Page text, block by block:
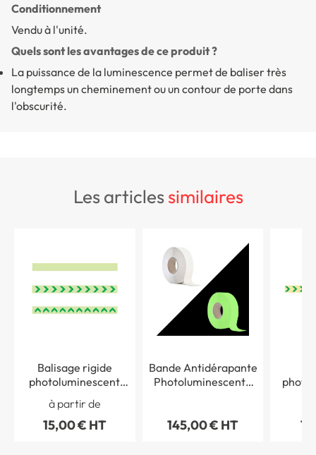
Conditionnement
Vendu à l'unité.
Quels sont les avantages de ce produit ?
La puissance de la luminescence permet de baliser très
longtemps un cheminement ou un contour de porte dans
l'obscurité.
les articlessimilaires
Balisage rigide
photoluminescent
pour murs et
contremarches
à partir de
15,00 € HT
Bande Antidérapante
Photoluminescente
mètres
145,00 € HT